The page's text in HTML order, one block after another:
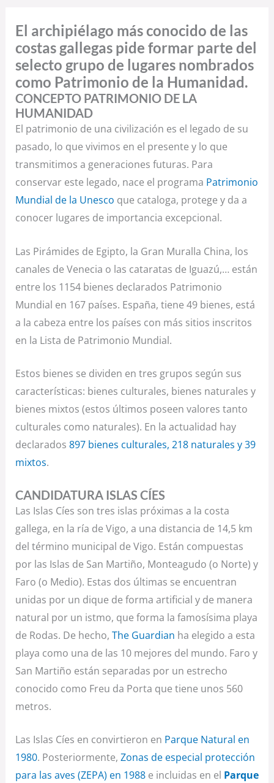
El archipiélago más conocido de las
costas gallegas pide formar parte del
selecto grupo de lugares nombrados
como Patrimonio de la Humanidad.
CONCEPTO PATRIMONIO DE LA
HUMANIDAD
El patrimonio de una civilización es el legado de su
pasado, lo que vivimos en el presente y lo que
transmitimos a generaciones futuras. Para
conservar este legado, nace el programa Patrimonio
Mundial de la Unesco que cataloga, protege y da a
conocer lugares de importancia excepcional.
Las Pirámides de Egipto, la Gran Muralla China, los
canales de Venecia o las cataratas de Iguazú,… están
entre los 1154 bienes declarados Patrimonio
Mundial en 167 países. España, tiene 49 bienes, está
a la cabeza entre los países con más sitios inscritos
en la Lista de Patrimonio Mundial.
Estos bienes se dividen en tres grupos según sus
características: bienes culturales, bienes naturales y
bienes mixtos (estos últimos poseen valores tanto
culturales como naturales). En la actualidad hay
declarados 897 bienes culturales, 218 naturales y 39
mixtos.
CANDIDATURA ISLAS CÍES
Las Islas Cíes son tres islas próximas a la costa
gallega, en la ría de Vigo, a una distancia de 14,5 km
del término municipal de Vigo. Están compuestas
por las Islas de San Martiño, Monteagudo (o Norte) y
Faro (o Medio). Estas dos últimas se encuentran
unidas por un dique de forma artificial y de manera
natural por un istmo, que forma la famosísima playa
de Rodas. De hecho, The Guardian ha elegido a esta
playa como una de las 10 mejores del mundo. Faro y
San Martiño están separadas por un estrecho
conocido como Freu da Porta que tiene unos 560
metros.
Las Islas Cíes en convirtieron en Parque Natural en
1980. Posteriormente, Zonas de especial protección
para las aves (ZEPA) en 1988e incluidas en el Parque